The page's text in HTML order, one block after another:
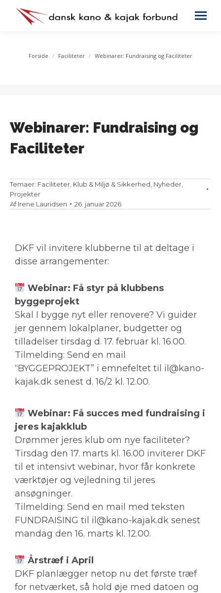
You are here:
Forside Faciliteter Webinarer: Fundraising og Faciliteter
Webinarer: Fundraising og
Faciliteter
Temaer: Faciliteter Klub & Miljø & Sikkerhed Nyheder
Projekter
AfIrene Lauridsen 26. januar 2026
DKF vil invitere klubberne til at deltage i
disse arrangementer:
Webinar: Få styr på klubbens
byggeprojekt
Skal I bygge nyt eller renovere? Vi guider
jer gennem lokalplaner, budgetter og
tilladelser tirsdag d. 17. februar kl. 16.00.
Tilmelding: Send en mail
“BYGGEPROJEKT” i emnefeltet til il@kano-
kajak.dk senest d. 16/2 kl. 12.00.
Webinar: Få succes med fundraising i
jeres kajakklub
Drømmer jeres klub om nye faciliteter?
Tirsdag den 17. marts kl. 16.00 inviterer DKF
til et intensivt webinar, hvor får konkrete
værktøjer og vejledning til jeres
ansøgninger.
Tilmelding: Send en mail med teksten
FUNDRAISING til il@kano-kajak.dk senest
mandag den 16. marts kl. 12.00.
Årstræf i April
DKF planlægger netop nu det første træf
for netværket, så hold øje med datoen og